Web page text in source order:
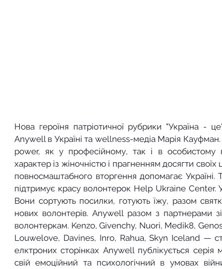
Нова героїня патріотичної рубрики "Україна -
Anywell в Україні та wellness-медіа Марія
power, як у професійному, так і в особистому
характер із жіночністю і прагненням досягти
повносмаштабного вторгення допомагає
підтримує красу волонтерок Help Ukraine
Вони сортують посилки, готують їжу, разом
нових волонтерів. Anywell разом з партнерами
волонтеркам. Kenzo, Givenchy, Nuori, Medik8,
Louwelove, Davines, Inro, Rahua, Skyn Iceland —
елктроних сторінках Anywell публікується серія
свій емоційний та психологічний в умовах